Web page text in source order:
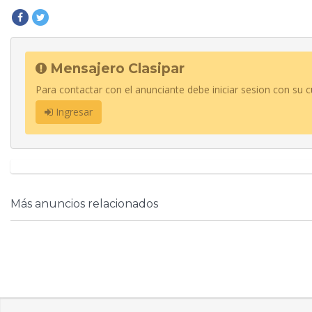
Mensajero Clasipar
Para contactar con el anunciante debe iniciar sesion con su
Ingresar
Más anuncios relacionados